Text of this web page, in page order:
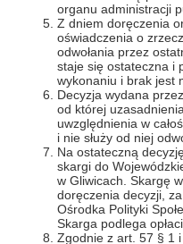
organu administracji
Z dniem doręczenia
oświadczenia o
odwołania przez
staje się ostateczna i
wykonaniu i brak jest
Decyzja wydana
od której
uwzględnienia w
i nie służy od niej
Na ostateczną
skargi do
w Gliwicach. Skargę
doręczenia decyzji,
Ośrodka Polityki
Skarga podlega
Zgodnie z art. 57 § 1